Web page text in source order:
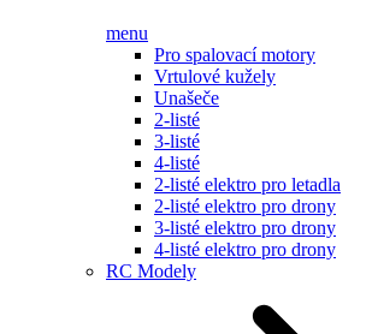
menu
Pro spalovací motory
Vrtulové kužely
Unašeče
2-listé
3-listé
4-listé
2-listé elektro pro letadla
2-listé elektro pro drony
3-listé elektro pro drony
4-listé elektro pro drony
RC Modely